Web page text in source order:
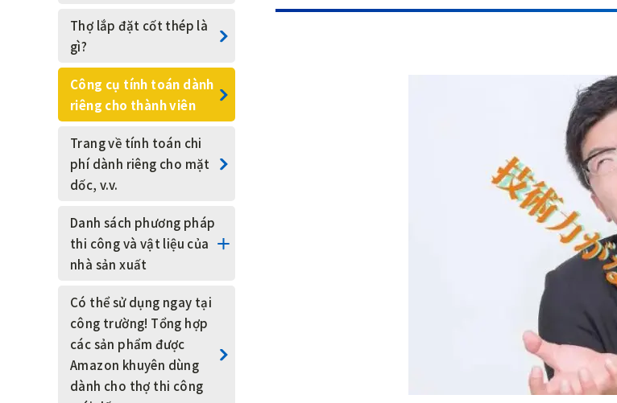
Dành cho người không
chuyên (các ngành nghề
Thuật ngữ chuyên ngành
Thực tập sinh kỹ năng
Bu lông khóa thoát nước
Khoan thoát nước
Quản lý an toàn
cho phương pháp phun
tại công trường
Thợ phun vữa
Thợ lắp đặt cốt thép là
gì?
Công cụ tính toán dành
riêng cho thành viên
Trang về tính toán chi
phí dành riêng cho mặt
dốc, v.v.
Danh sách phương pháp
thi công và vật liệu của
nhà sản xuất
Hệ thống mái dốc
Hệ thống thiết bị đo
lường
Loại neo
Có thể sử dụng ngay tại
công trường! Tổng hợp
các sản phẩm được
Amazon khuyên dùng
dành cho thợ thi công